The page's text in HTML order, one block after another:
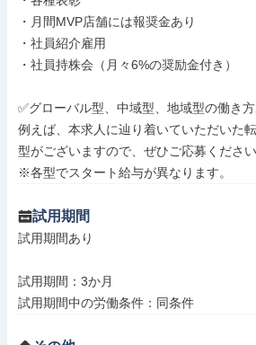
・月間MVP店舗には報奨金あり
・社員紹介雇用
・社員持株会（月々6%の奨励金付き）
✅グローバル型、中域型、地域型の働き方
例えば、本求人に辿り着いていただいた
型がございますので、ぜひご応募ください
※各型でスタート給与が異なります。
試用期間
試用期間あり
試用期間：3か月
試用期間中の労働条件：同条件